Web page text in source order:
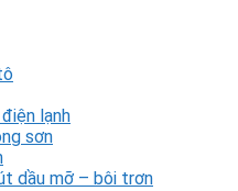
lạnh
sơn
dầu mỡ – bôi trơn